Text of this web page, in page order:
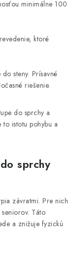
minimálne 100
ktoré
steny. Prísavné
riešenie.
do sprchy a
to istotu pohybu a
sprchy
závratmi. Pre nich
Táto
a znižuje fyzickú